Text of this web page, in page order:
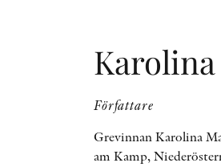
Författare
Grevinnan Karolina
am Kamp,